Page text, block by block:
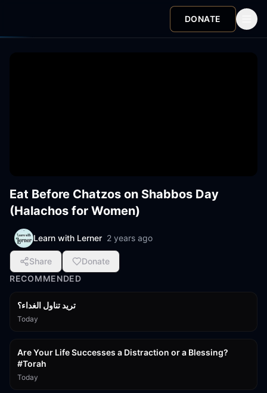
DONATE
Eat Before Chatzos on Shabbos Day
(Halachos for Women)
Learn with Lerner 2 years ago
Share
Donate
RECOMMENDED
تريد تناول الغداء؟
Today
Are Your Life Successes a Distraction or a Blessing?
#Torah
Today